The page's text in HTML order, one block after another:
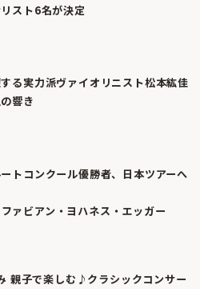
スト6名が決定
る実力派ヴァイオリニスト松本紘佳
響き
トコンクール優勝者、日本ツアーへ
ァビアン・ヨハネス・エッガー
親子で楽しむ♪クラシックコンサー